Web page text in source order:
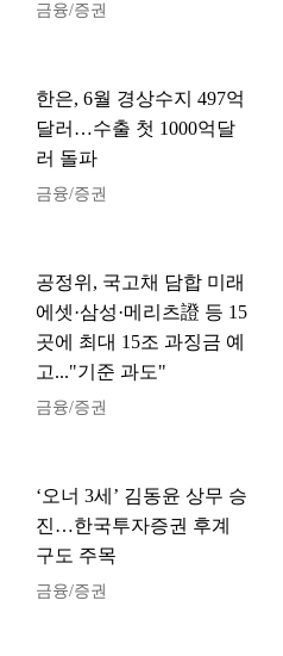
금융/증권
한은, 6월 경상수지 497억
달러…수출 첫 1000억달
러 돌파
금융/증권
공정위, 국고채 담합 미래
에셋·삼성·메리츠證 등 15
곳에 최대 15조 과징금 예
고..."기준 과도"
금융/증권
‘오너 3세’ 김동윤 상무 승
진…한국투자증권 후계
구도 주목
금융/증권